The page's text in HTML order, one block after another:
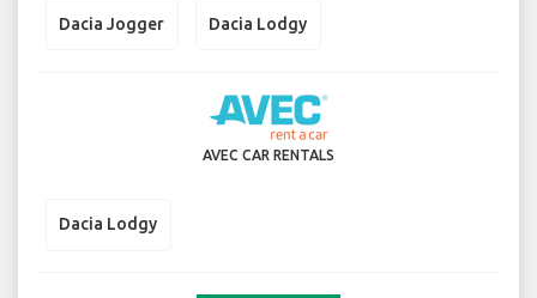
Dacia Jogger Dacia Lodgy
AVEC CAR RENTALS
Dacia Lodgy